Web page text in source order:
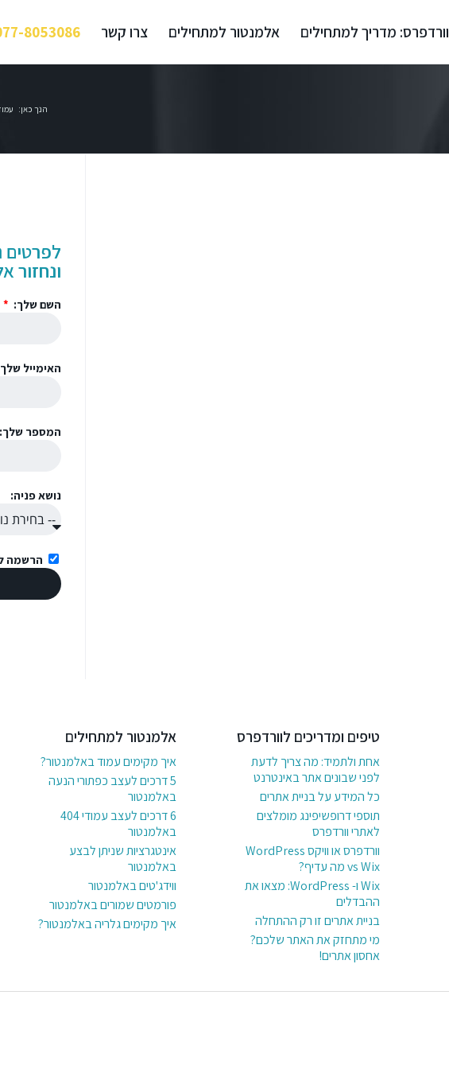
וורדפרס: מדריך למתחילים אלמנטור למתחילים צרו קשר 8053086
הנך כאן:
לפרטים
ונחזור
השם שלך:
האימייל
המספר שלך:
נושא פניה:
הרשמה
טיפים ומדריכים לוורדפרס
אחת ולתמיד: מה צריך לדעת
לפני שבונים אתר באינטרנט
כל המידע על בניית אתרים
תוספי דרופשיפינג מומלצים
לאתרי וורדפרס
וורדפרס או וויקס WordPress
vs Wix מה עדיף?
Wix ו- WordPress: מצאו את
ההבדלים
בניית אתרים זו רק ההתחלה
מי מתחזק את האתר שלכם?
אחסון אתרים!
אלמנטור למתחילים
איך מקימים עמוד באלמנטור?
5 דרכים לעצב כפתורי הנעה
באלמנטור
6 דרכים לעצב עמודי 404
באלמנטור
אינטגרציות שניתן לבצע
באלמנטור
ווידג'טים באלמנטור
פורמטים שמורים באלמנטור
איך מקימים גלריה באלמנטור?